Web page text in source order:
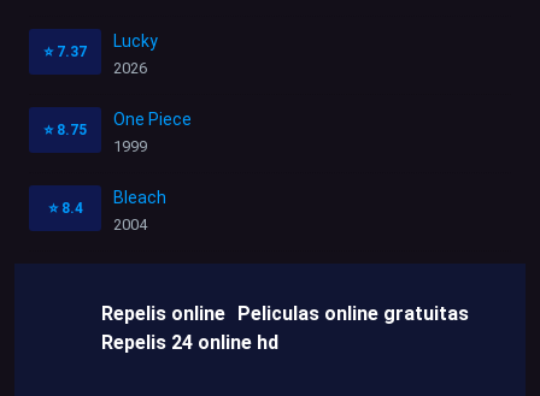
⭐ 7.37
Lucky
2026
⭐ 8.75
One Piece
1999
⭐ 8.4
Bleach
2004
Repelis online Peliculas online gratuitas
Repelis 24 online hd